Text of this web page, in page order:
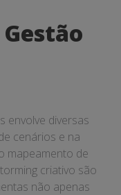
envolve diversas
cenários e na
mapeamento de
criativo são
não apenas